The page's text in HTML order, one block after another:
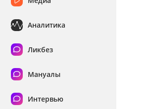
Аналитика
Ликбез
Мануалы
Интервью